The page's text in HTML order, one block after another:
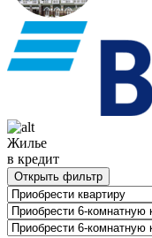
Жилье
в кредит
Открыть фильтр